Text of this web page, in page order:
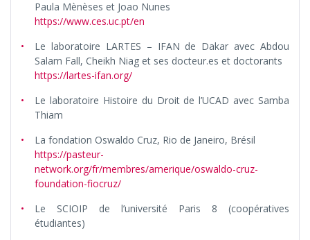
Paula Mènèses et Joao Nunes
https://www.ces.uc.pt/en
Le laboratoire LARTES – IFAN de Dakar avec Abdou
Salam Fall, Cheikh Niag et ses docteur.es et doctorants
https://lartes-ifan.org/
Le laboratoire Histoire du Droit de l’UCAD avec Samba
Thiam
La fondation Oswaldo Cruz, Rio de Janeiro, Brésil
https://pasteur-
network.org/fr/membres/amerique/oswaldo-cruz-
foundation-fiocruz/
Le SCIOIP de l’université Paris 8 (coopératives
étudiantes)